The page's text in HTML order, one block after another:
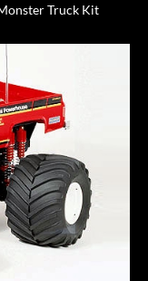
Truck Kit